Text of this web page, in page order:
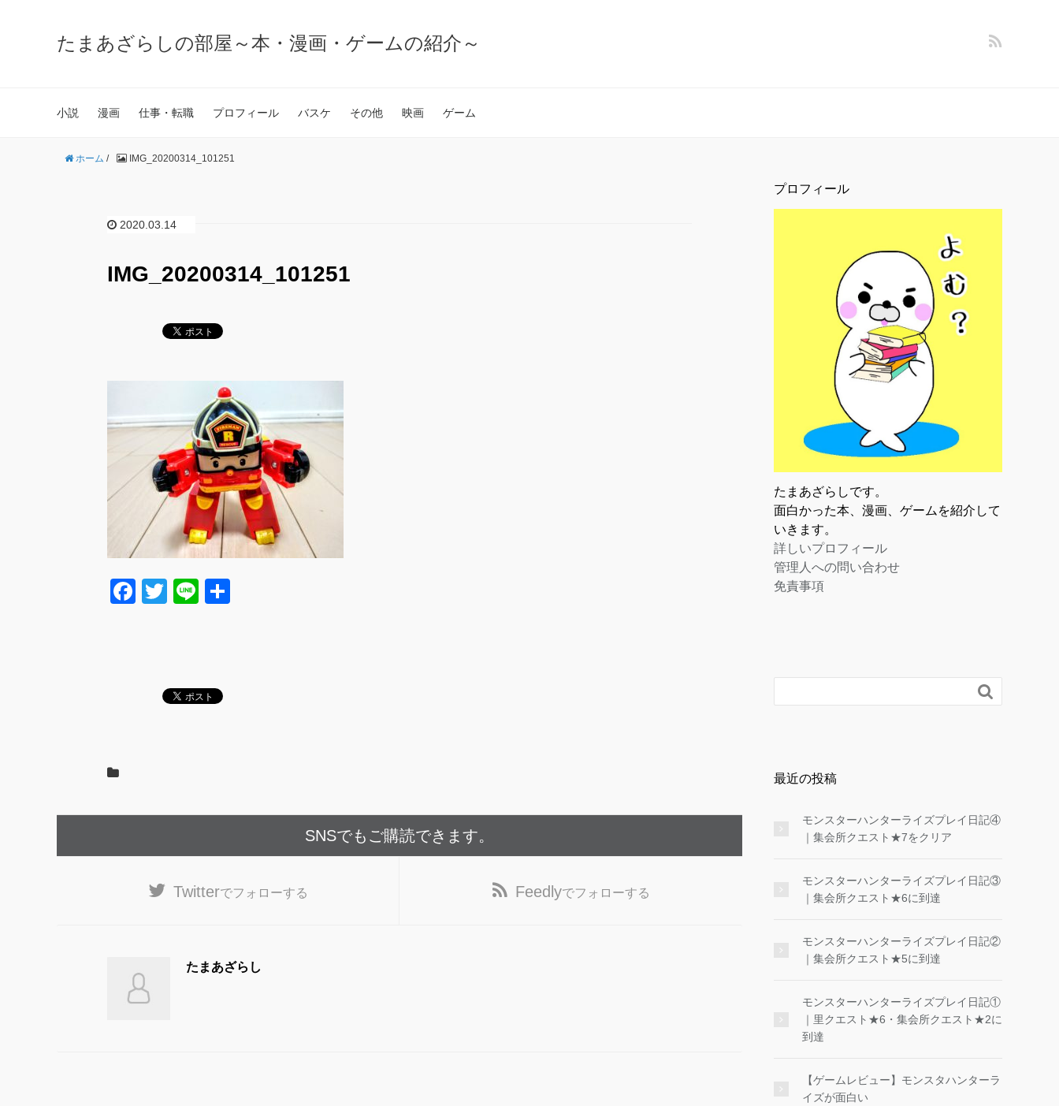
たまあざらしの部屋～本・漫画・ゲームの紹介～
小説 漫画 仕事・転職 プロフィール バスケ その他 映画 ゲーム
ホーム / IMG_20200314_101251
2020.03.14
IMG_20200314_101251
F
T
Li
SNSでもご購読できます。
Twitterでフォローする Feedlyでフォローする
たまあざらし
プロフィール
たまあざらしです。
面白かった本、漫画、ゲームを紹介して
いきます。
詳しいプロフィール
管理人への問い合わせ
免責事項

最近の投稿
モンスターハンターライズプレイ日記④
｜集会所クエスト★7をクリア
モンスターハンターライズプレイ日記③
｜集会所クエスト★6に到達
モンスターハンターライズプレイ日記②
｜集会所クエスト★5に到達
モンスターハンターライズプレイ日記①
｜里クエスト★6・集会所クエスト★2に
到達
【ゲームレビュー】モンスタハンターラ
イズが面白い